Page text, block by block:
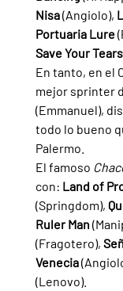
Nisa (Angiolo),
Portuaria Lure
Save Your Tears
En tanto, en el
mejor sprinter
(Emmanuel),
todo lo bueno
Palermo.
El famoso
con: Land of
(Springdom),
Ruler Man
(Fragotero),
Venecia
(Lenovo).